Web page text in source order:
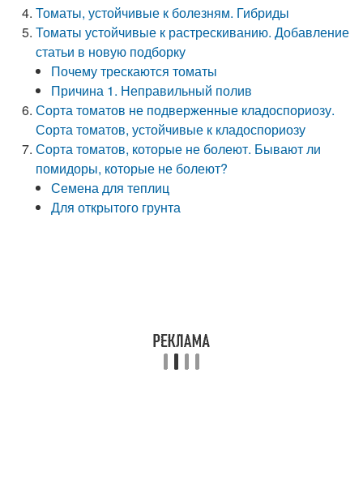
Томаты, устойчивые к болезням. Гибриды
Томаты устойчивые к растрескиванию. Добавление
статьи в новую подборку
Почему трескаются томаты
Причина 1. Неправильный полив
Сорта томатов не подверженные кладоспориозу.
Сорта томатов, устойчивые к кладоспориозу
Сорта томатов, которые не болеют. Бывают ли
помидоры, которые не болеют?
Семена для теплиц
Для открытого грунта